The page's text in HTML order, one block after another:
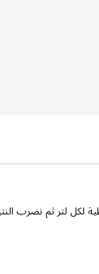
لكل لتر ثم نضرب